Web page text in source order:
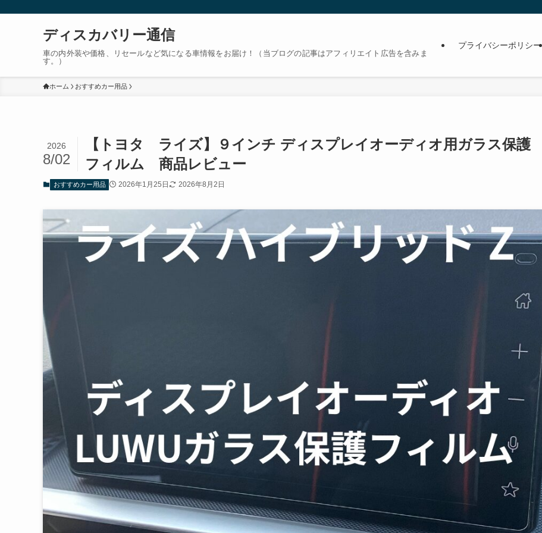
ディスカバリー通信
車の内外装や価格、リセールなど気になる車情報をお届け！（当ブログの記事はアフィリエイト広告を含みま
す。）
プライバシーポリシー
ホーム おすすめカー用品
【トヨタ ライズ】９インチ ディスプレイオーディオ用ガラス保護
フィルム 商品レビュー
2026
8/02
おすすめカー用品 2026年1月25日 2026年8月2日